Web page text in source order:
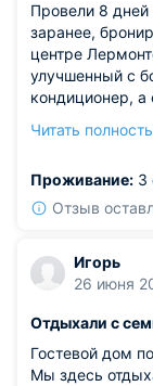
Провели 8 дней
заранее,
центре
улучшенный с
кондиционер, а
отдельный в
Читать
Проживание: 3
Отзыв
Игорь
26 июня
Отдыхали с
Гостевой дом
Мы здесь